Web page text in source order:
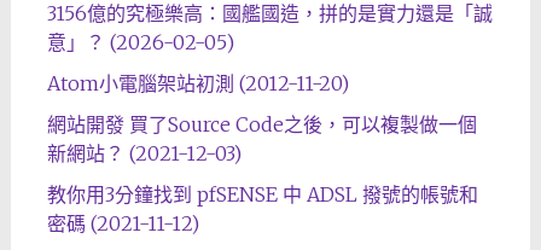
3156億的究極樂高：國艦國造，拼的是實力還是「誠
意」？ (2026-02-05)
Atom小電腦架站初測 (2012-11-20)
網站開發 買了Source Code之後，可以複製做一個
新網站？ (2021-12-03)
教你用3分鐘找到 pfSENSE 中 ADSL 撥號的帳號和
密碼 (2021-11-12)